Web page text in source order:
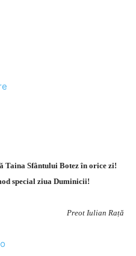
Taina Sfântului Botez în orice zi!
special ziua Duminicii!
Preot Iulian Rață